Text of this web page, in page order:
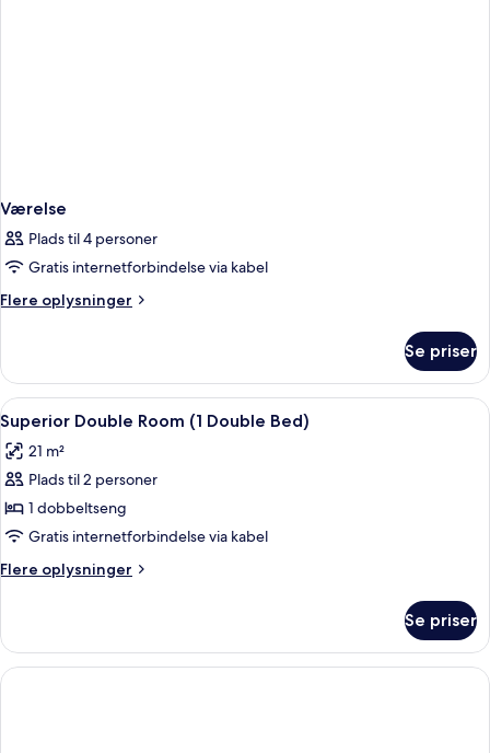
Værelse
Plads til 4 personer
Gratis internetforbindelse via kabel
Flere oplysninger
Flere
Se priser
Indlæs
alle
billeder
af
Superior
Double
Room
(1
Bed)
Premium-sengetøj, pengeskab på
6
Superior Double Room (1 Double Bed)
21 m²
Plads til 2 personer
1 dobbeltseng
Gratis internetforbindelse via kabel
Flere oplysninger
Flere
Double
Room
(1
Se priser